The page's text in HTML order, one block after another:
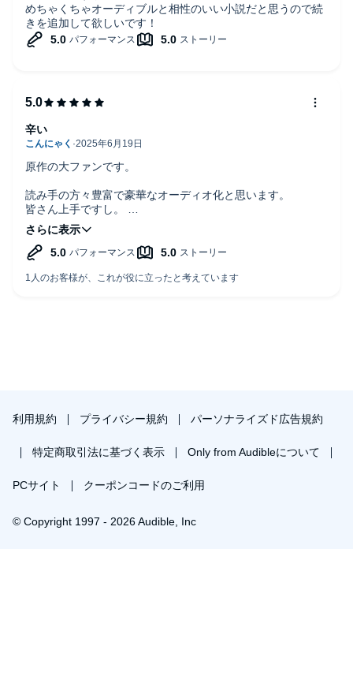
めちゃくちゃオーディブルと相性のいい小説だと思うので続
きを追加して欲しいです！
原作の大ファンです。
読み手の方々豊富で豪華なオーディオ化と思います。
皆さん上手ですし。
唯一
最大で最悪で最低で
「苦痛」としか言いようがないのが
気にしなければ、とも思いますが
本当に残念
辛い
利用規約 プライバシー規約 パーソナライズド広告規約
特定商取引法に基づく表示 Only from Audibleについて
PCサイト クーポンコードのご利用
© Copyright 1997 - 2026 Audible, Inc